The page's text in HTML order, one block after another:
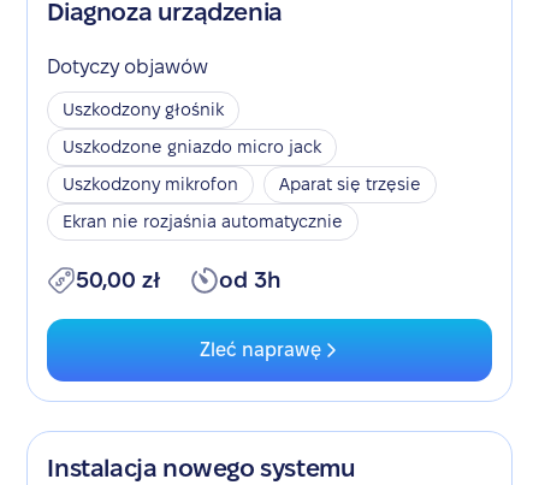
Diagnoza urządzenia
Dotyczy objawów
Uszkodzony głośnik
Uszkodzone gniazdo micro jack
Uszkodzony mikrofon
Aparat się trzęsie
Ekran nie rozjaśnia automatycznie
50,00 zł od 3h
Zleć naprawę
Instalacja nowego systemu